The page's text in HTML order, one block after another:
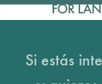
Si estás